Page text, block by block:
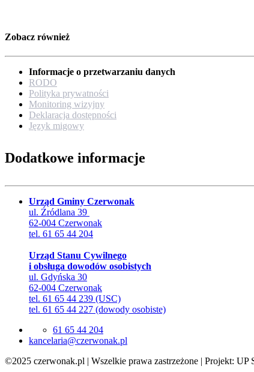
Zobacz również
Informacje o przetwarzaniu danych
RODO
Polityka prywatności
Monitoring wizyjny
Deklaracja dostępności
Język migowy
Dodatkowe informacje
Urząd Gminy Czerwonak
ul. Źródlana 39
62-004 Czerwonak
tel. 61 65 44 204
Urząd Stanu Cywilnego
i obsługa dowodów osobistych
ul. Gdyńska 30
62-004 Czerwonak
tel. 61 65 44 239 (USC)
tel. 61 65 44 227 (dowody osobiste)
61 65 44 204
lp.kanowrezc@airalecnak
©2025 czerwonak.pl | Wszelkie prawa zastrzeżone | Projekt: UP